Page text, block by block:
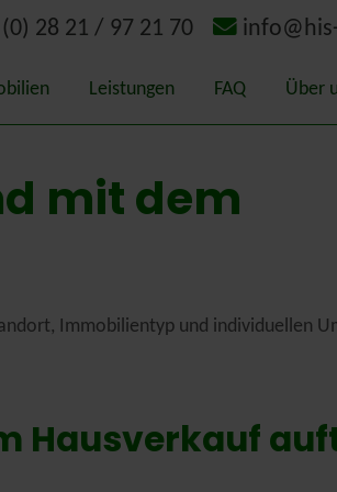
28 21 / 97 21 70
Leistungen
Wertermittlung – Gutachten
FAQ Über
mit dem
Immobilientyp und individuellen
Hausverkauf